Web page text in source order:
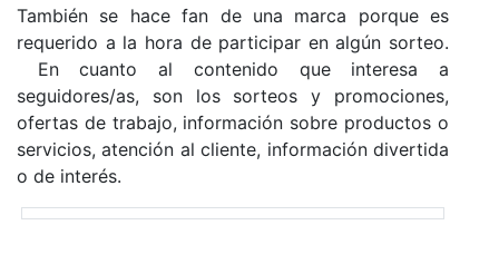
También se hace fan de una marca porque es
requerido a la hora de participar en algún sorteo.
En cuanto al contenido que interesa a
seguidores/as, son los sorteos y promociones,
ofertas de trabajo, información sobre productos o
servicios, atención al cliente, información divertida
o de interés.